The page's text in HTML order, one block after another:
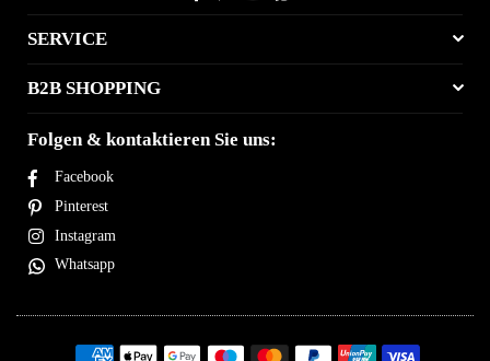
SERVICE
B2B SHOPPING
Folgen & kontaktieren Sie uns:
Facebook
Pinterest
Instagram
Whatsapp